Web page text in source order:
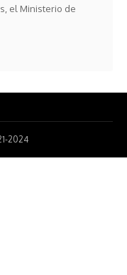
el Ministerio de
2024